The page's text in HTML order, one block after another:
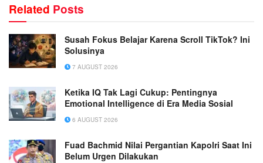
Related Posts
Susah Fokus Belajar Karena Scroll TikTok? Ini
Solusinya
7 AUGUST 2026
Ketika IQ Tak Lagi Cukup: Pentingnya
Emotional Intelligence di Era Media Sosial
6 AUGUST 2026
Fuad Bachmid Nilai Pergantian Kapolri Saat Ini
Belum Urgen Dilakukan